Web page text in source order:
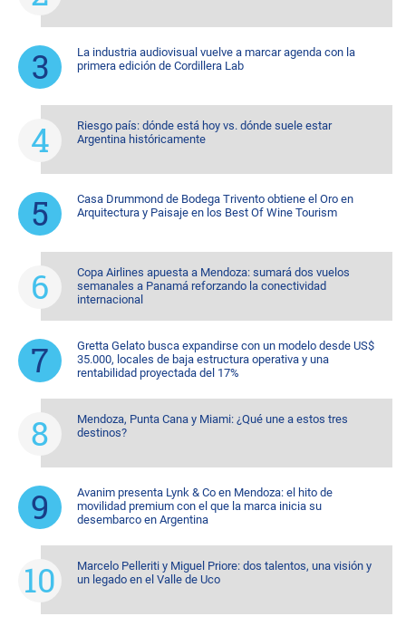
La industria audiovisual vuelve a marcar agenda con la
primera edición de Cordillera Lab
Riesgo país: dónde está hoy vs. dónde suele estar
Argentina históricamente
Casa Drummond de Bodega Trivento obtiene el Oro en
Arquitectura y Paisaje en los Best Of Wine Tourism
Copa Airlines apuesta a Mendoza: sumará dos vuelos
semanales a Panamá reforzando la conectividad
internacional
Gretta Gelato busca expandirse con un modelo desde US$
35.000, locales de baja estructura operativa y una
rentabilidad proyectada del 17%
Mendoza, Punta Cana y Miami: ¿Qué une a estos tres
destinos?
Avanim presenta Lynk & Co en Mendoza: el hito de
movilidad premium con el que la marca inicia su
desembarco en Argentina
Marcelo Pelleriti y Miguel Priore: dos talentos, una visión y
un legado en el Valle de Uco